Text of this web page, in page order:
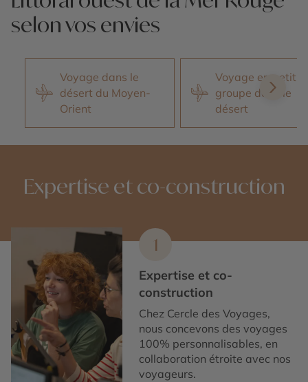
selon vos envies
Voyage dans le
désert du Moyen-
Orient
Voyage en petit
groupe dans le
désert
Expertise et co-construction
1
Expertise et co-
construction
Chez Cercle des Voyages,
nous concevons des voyages
100% personnalisables, en
collaboration étroite avec nos
voyageurs.